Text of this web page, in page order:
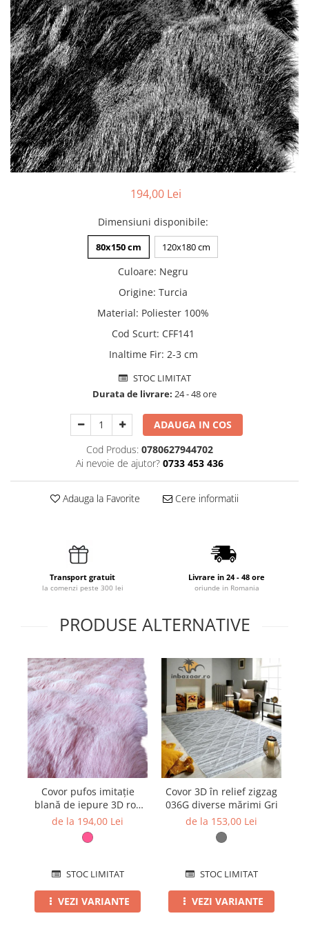
Pilote cu blăniță
194,00 Lei
Dimensiuni disponibile:
80x150 cm 120x180 cm
Culoare: Negru
Origine: Turcia
Material: Poliester 100%
Cod Scurt: CFF141
Inaltime Fir: 2-3 cm
STOC LIMITAT
Durata de livrare: 24 - 48 ore
ADAUGA IN COS
Cod Produs: 0780627944702
Ai nevoie de ajutor? 0733 453 436
Adauga la Favorite Cere informatii
Transport gratuit
la comenzi peste 300 lei
Livrare in 24 - 48 ore
oriunde in Romania
PRODUSE ALTERNATIVE
Covor pufos imitație
blană de iepure 3D roz
CFF131
de la 194,00 Lei
STOC LIMITAT
VEZI VARIANTE
Covor 3D în relief zigzag
036G diverse mărimi Gri
de la 153,00 Lei
STOC LIMITAT
VEZI VARIANTE